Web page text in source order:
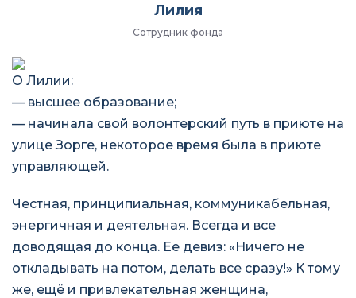
Лилия
Сотрудник фонда
О Лилии:
— высшее образование;
— начинала свой волонтерский путь в приюте на
улице Зорге, некоторое время была в приюте
управляющей.
Честная, принципиальная, коммуникабельная,
энергичная и деятельная. Всегда и все
доводящая до конца. Ее девиз: «Ничего не
откладывать на потом, делать все сразу!» К тому
же, ещё и привлекательная женщина,